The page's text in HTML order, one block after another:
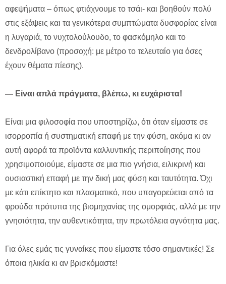
αφεψήματα – όπως φτιάχνουμε το τσάι- και βοηθούν πολύ
στις εξάψεις και τα γενικότερα συμπτώματα δυσφορίας είναι
η λυγαριά, το νυχτολούλουδο, το φασκόμηλο και το
δενδρολίβανο (προσοχή: με μέτρο το τελευταίο για όσες
έχουν θέματα πίεσης).
— Είναι απλά πράγματα, βλέπω, κι ευχάριστα!
Είναι μια φιλοσοφία που υποστηρίζω, ότι όταν είμαστε σε
ισορροπία ή συστηματική επαφή με την φύση, ακόμα κι αν
αυτή αφορά τα προϊόντα καλλυντικής περιποίησης που
χρησιμοποιούμε, είμαστε σε μια πιο γνήσια, ειλικρινή και
ουσιαστική επαφή με την δική μας φύση και ταυτότητα. Όχι
με κάτι επίκτητο και πλασματικό, που υπαγορεύεται από τα
φρούδα πρότυπα της βιομηχανίας της ομορφιάς, αλλά με την
γνησιότητα, την αυθεντικότητα, την πρωτόλεια αγνότητα μας.
Για όλες εμάς τις γυναίκες που είμαστε τόσο σημαντικές! Σε
όποια ηλικία κι αν βρισκόμαστε!